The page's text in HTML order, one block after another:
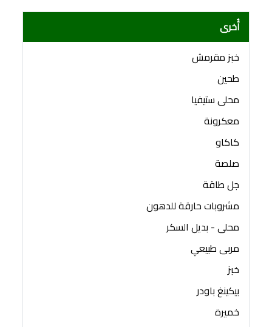
أُخرى
خبز مقرمش
طحين
محلى ستيفيا
معكرونة
كاكاو
صلصة
جل طاقة
مشروبات حارقة للدهون
محلى - بديل السكر
مربى طبيعي
خبز
بيكينغ باودر
خميرة